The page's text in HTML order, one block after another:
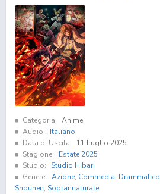
Categoria: Anime
Audio:
Italiano
Data di Uscita:
11 Luglio 2025
Stagione:
Estate 2025
Studio:
Studio Hibari
Genere: Azione, Commedia, Drammatico
Shounen, Soprannaturale